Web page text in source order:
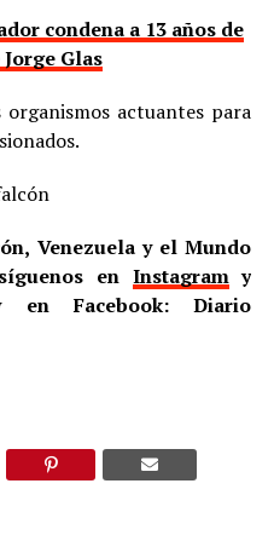
condena a 13 años de
Glas
actuantes para
Venezuela y el Mundo
en Instagramy
Facebook: Diario